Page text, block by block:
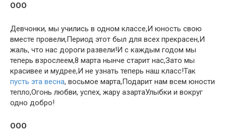
OOO
Девчонки, мы учились в одном классе,И юность свою
вместе провели,Период этот был для всех прекрасен,И
жаль, что нас дороги развели!И с каждым годом мы
теперь взрослеем,8 марта нынче старит нас,Зато мы
красивее и мудрее,И не узнать теперь наш класс!Так
пусть эта весна, восьмое марта,Подарит нам всем юности
тепло,Огонь любви, успех, жару азартаУлыбки и вокруг
одно добро!
OOO